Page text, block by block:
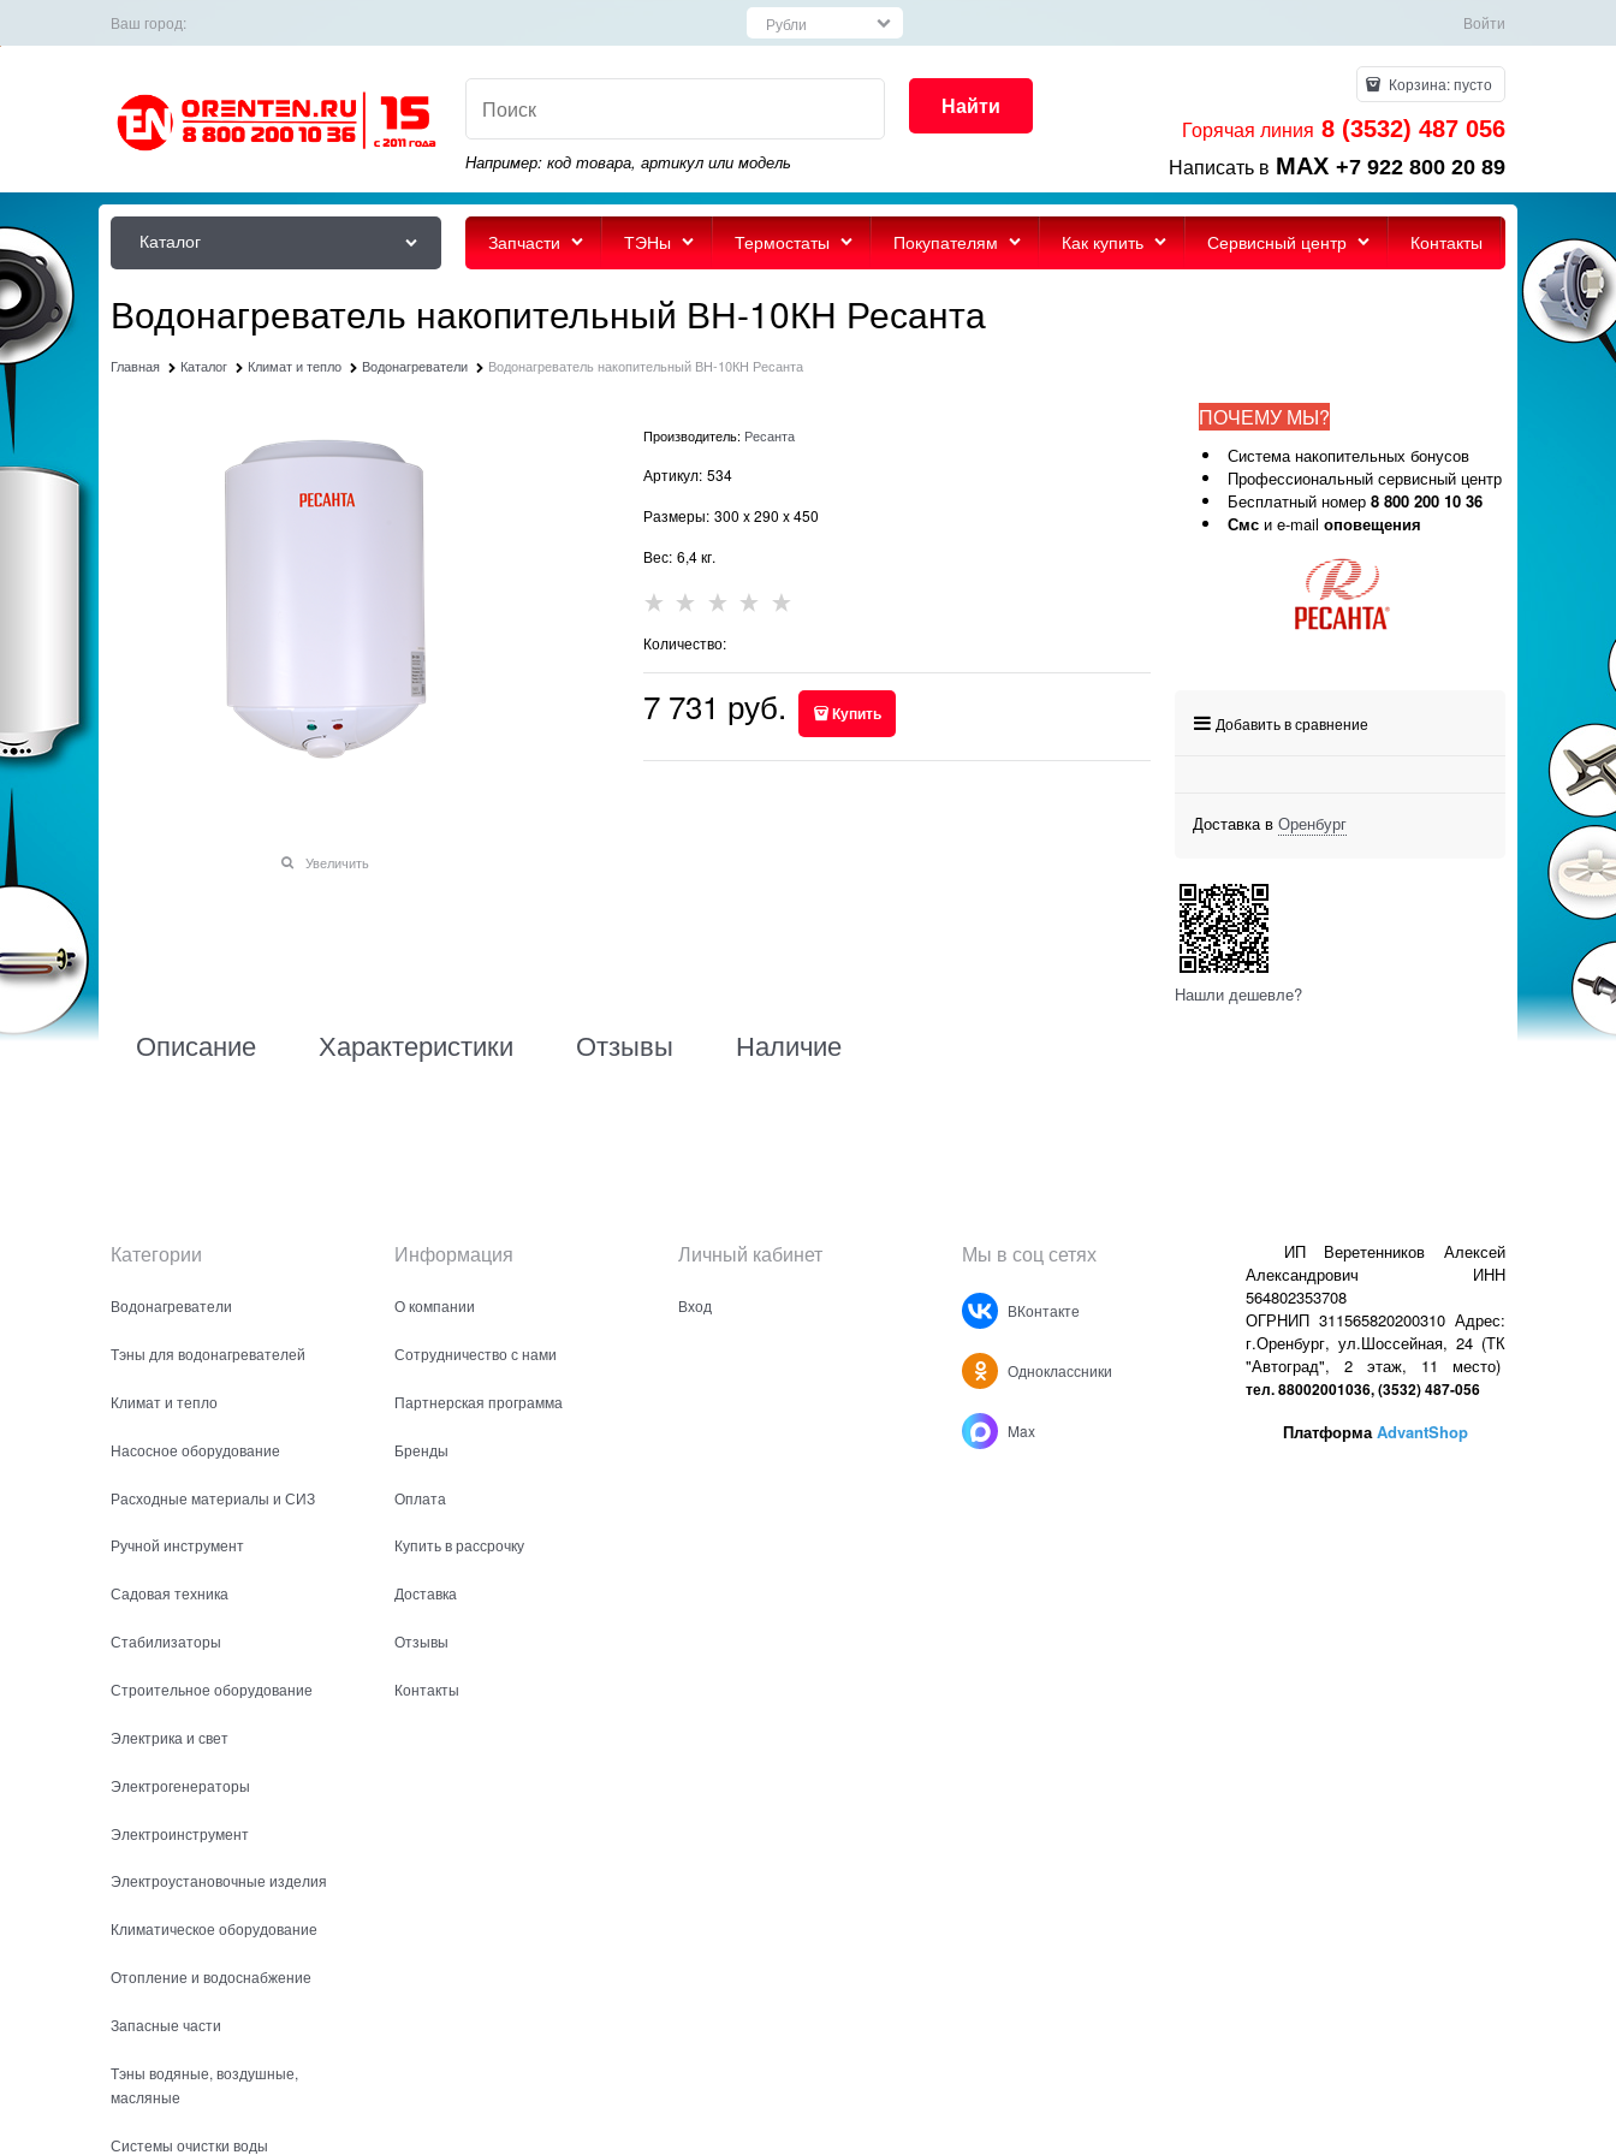
Ваш город: Войти
Найти
Например: код товара, артикул или модель
Корзина:пусто
Горячая линия 8 (3532) 487 056
Написать в MAX +7 922 800 20 89
Каталог Запчасти ТЭНы Термостаты Покупателям Как купить Сервисный центр Контакты
Водонагреватель накопительный ВН-10КН Ресанта
Главная Каталог Климат и тепло Водонагреватели Водонагреватель накопительный ВН-10КН Ресанта
Увеличить
Производитель: Ресанта
Артикул: 534
Размеры: 300 x290 x450
Вес: 6,4кг.
Количество:
7 731 руб. Купить
Описание Характеристики Отзывы Наличие
ПОЧЕМУ МЫ?
Система накопительных бонусов
Профессиональный сервисный центр
Бесплатный номер 8 800 200 10 36
Смс и e-mail оповещения
Добавить в сравнение
Доставка в Оренбург
Нашли дешевле?
Категории
Водонагреватели
Тэны для водонагревателей
Климат и тепло
Насосное оборудование
Расходные материалы и СИЗ
Ручной инструмент
Садовая техника
Стабилизаторы
Строительное оборудование
Электрика и свет
Электрогенераторы
Электроинструмент
Электроустановочные изделия
Климатическое оборудование
Отопление и водоснабжение
Запасные части
Тэны водяные, воздушные,
масляные
Системы очистки воды
Информация
О компании
Сотрудничество с нами
Партнерская программа
Бренды
Оплата
Купить в рассрочку
Доставка
Отзывы
Контакты
Личный кабинет
Вход
Мы в соц сетях
ВКонтакте
Одноклассники
Max
ИП Веретенников Алексей
Александрович ИНН
564802353708
ОГРНИП 311565820200310 Адрес:
г.Оренбург, ул.Шоссейная, 24 (ТК
"Автоград", 2 этаж, 11 место)
тел. 88002001036, (3532) 487-056
ПлатформаAdvantShop